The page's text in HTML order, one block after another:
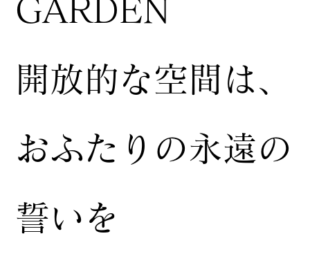
GARDEN
開放的な空間は、
おふたりの永遠の
誓いを